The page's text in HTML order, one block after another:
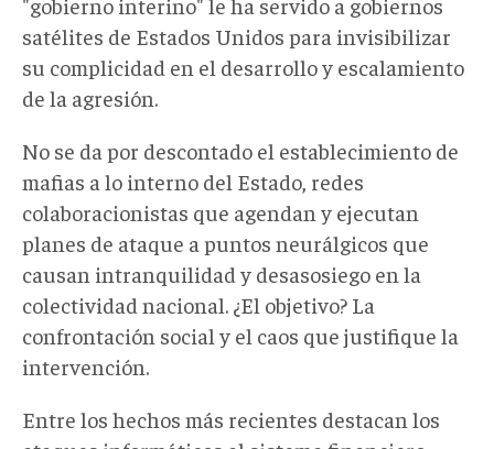
satélites de Estados Unidos para invisibilizar
su complicidad en el desarrollo y escalamiento
de la agresión.
No se da por descontado el establecimiento de
mafias a lo interno del Estado, redes
colaboracionistas que agendan y ejecutan
planes de ataque a puntos neurálgicos que
causan intranquilidad y desasosiego en la
colectividad nacional. ¿El objetivo? La
confrontación social y el caos que justifique la
intervención.
Entre los hechos más recientes destacan los